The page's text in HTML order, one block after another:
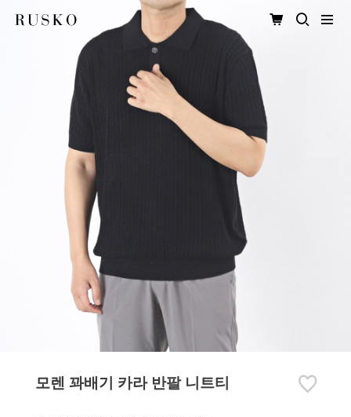
모렌 꽈배기 카라 반팔 니트티